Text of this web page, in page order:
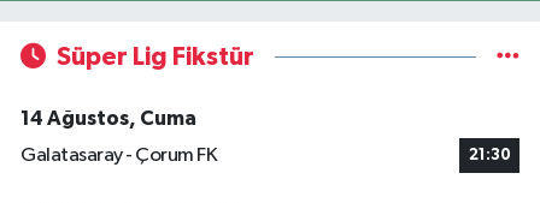
Süper Lig Fikstür
14 Ağustos, Cuma
Galatasaray - Çorum FK
21:30